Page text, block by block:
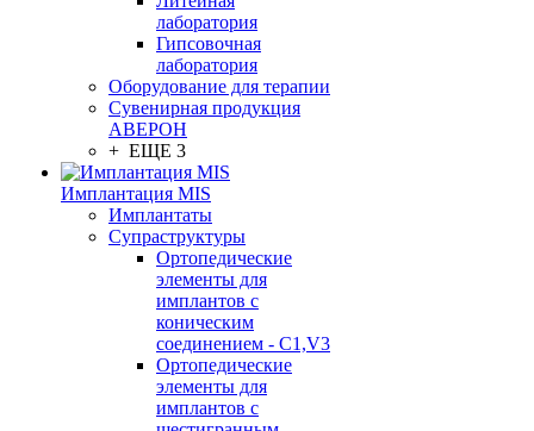
лаборатория
Гипсовочная
лаборатория
Оборудование для терапии
Сувенирная продукция
АВЕРОН
+ ЕЩЕ 3
Имплантация MIS
Имплантаты
Супраструктуры
Ортопедические
элементы для
имплантов с
коническим
соединением - C1,V3
Ортопедические
элементы для
имплантов с